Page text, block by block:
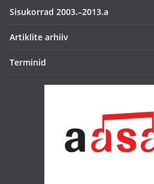
Sisukorrad 2003.–2013.a
Artiklite arhiiv
Terminid